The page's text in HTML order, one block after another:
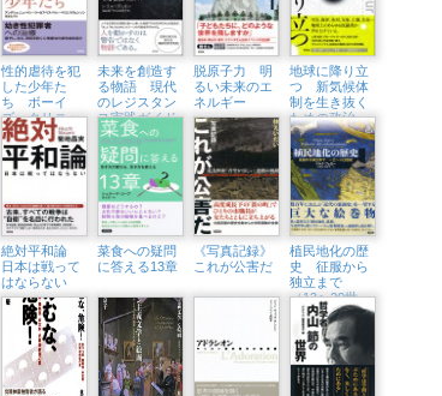
性的虐待を犯
した少年た
ち ボーイ
ズ・クリニッ
クの治療記録
未来を創造す
る物語 現代
のレジスタン
ス実践ガイド
脱原子力 明
るい未来のエ
ネルギー
地球に降り立
つ 新気候体
制を生き抜く
ための政治
絶対平和論
日本は戦って
はならない
菜食への疑問
に答える13章
《写真記録》
これが公害だ
植民地化の歴
史 征服から
独立まで
（13〜20世
紀）